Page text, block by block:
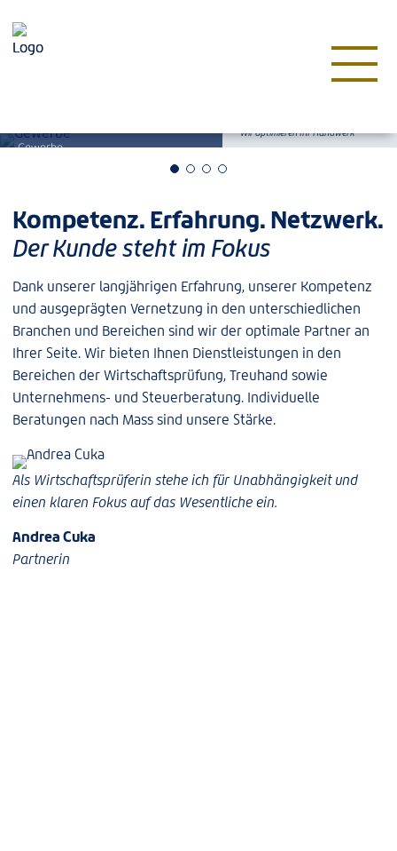
Gewerbe
Wir optimieren Ihr Handwerk
Kompetenz. Erfahrung. Netzwerk.
Der Kunde steht im Fokus
Dank unserer langjährigen Erfahrung, unserer Kompetenz
und ausgeprägten Vernetzung in den unterschiedlichen
Branchen und Bereichen sind wir der optimale Partner an
Ihrer Seite. Wir bieten Ihnen Dienstleistungen in den
Bereichen der Wirtschaftsprüfung, Treuhand sowie
Unternehmens- und Steuerberatung. Individuelle
Beratungen nach Mass sind unsere Stärke.
Als Wirtschaftsprüferin stehe ich für Unabhängigkeit und
einen klaren Fokus auf das Wesentliche ein.
Andrea Cuka
Partnerin